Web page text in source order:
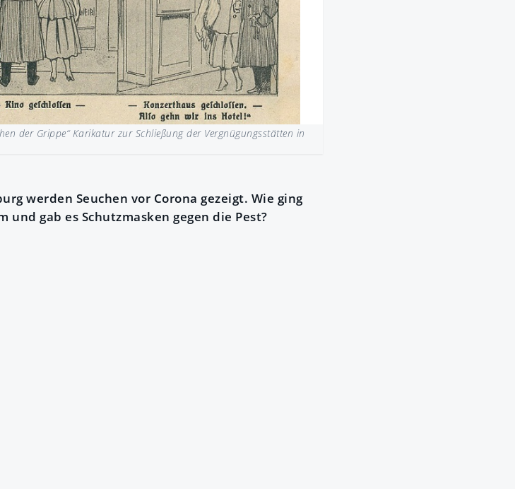
der Grippe“ Karikatur zur Schließung der Vergnügungsstätten in
werden Seuchen vor Corona gezeigt. Wie ging
gab es Schutzmasken gegen die Pest?